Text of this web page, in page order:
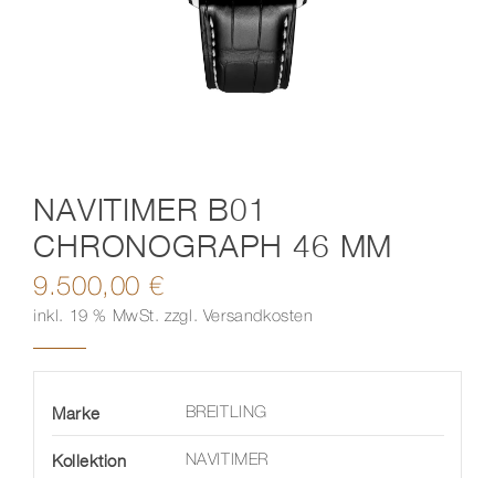
NAVITIMER B01
CHRONOGRAPH 46 MM
9.500,00 €
inkl. 19 % MwSt. zzgl. Versandkosten
Marke BREITLING
Kollektion NAVITIMER